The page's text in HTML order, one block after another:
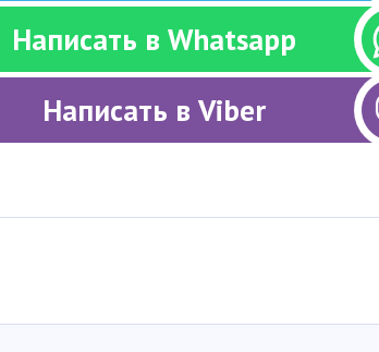
Написать в Whatsapp
Написать в Viber